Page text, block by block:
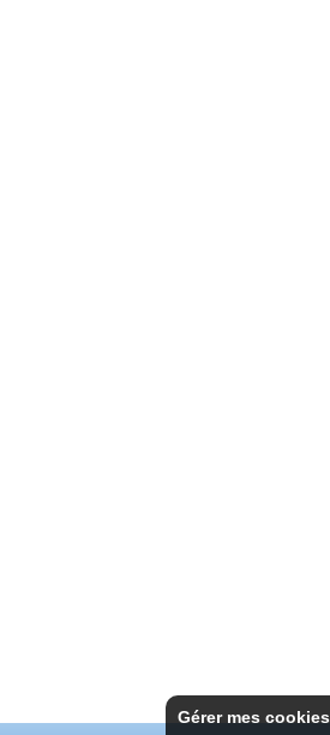
Gérer mes cookies